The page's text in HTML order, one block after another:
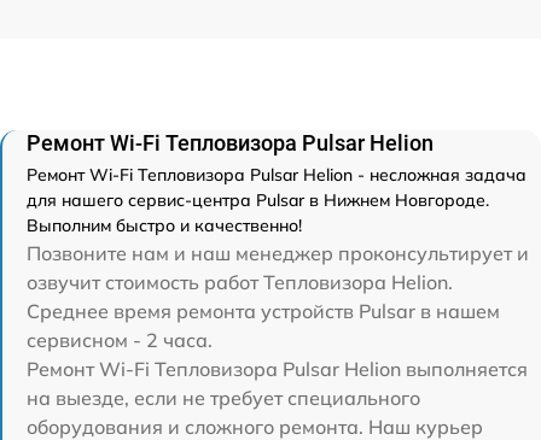
Ремонт Wi-Fi Тепловизора Pulsar Helion
Ремонт Wi-Fi Тепловизора Pulsar Helion - несложная задача
для нашего сервис-центра Pulsar в Нижнем Новгороде.
Выполним быстро и качественно!
Позвоните нам и наш менеджер проконсультирует и
озвучит стоимость работ Тепловизора Helion.
Среднее время ремонта устройств Pulsar в нашем
сервисном - 2 часа.
Ремонт Wi-Fi Тепловизора Pulsar Helion выполняется
на выезде, если не требует специального
оборудования и сложного ремонта. Наш курьер